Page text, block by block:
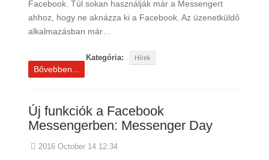
Facebook. Túl sokan használják már a Messengert
ahhoz, hogy ne aknázza ki a Facebook. Az üzenetküldő
alkalmazásban már…
Kategória: Hírek
Bővebben...
Új funkciók a Facebook
Messengerben: Messenger Day
2016 October 14 12:34